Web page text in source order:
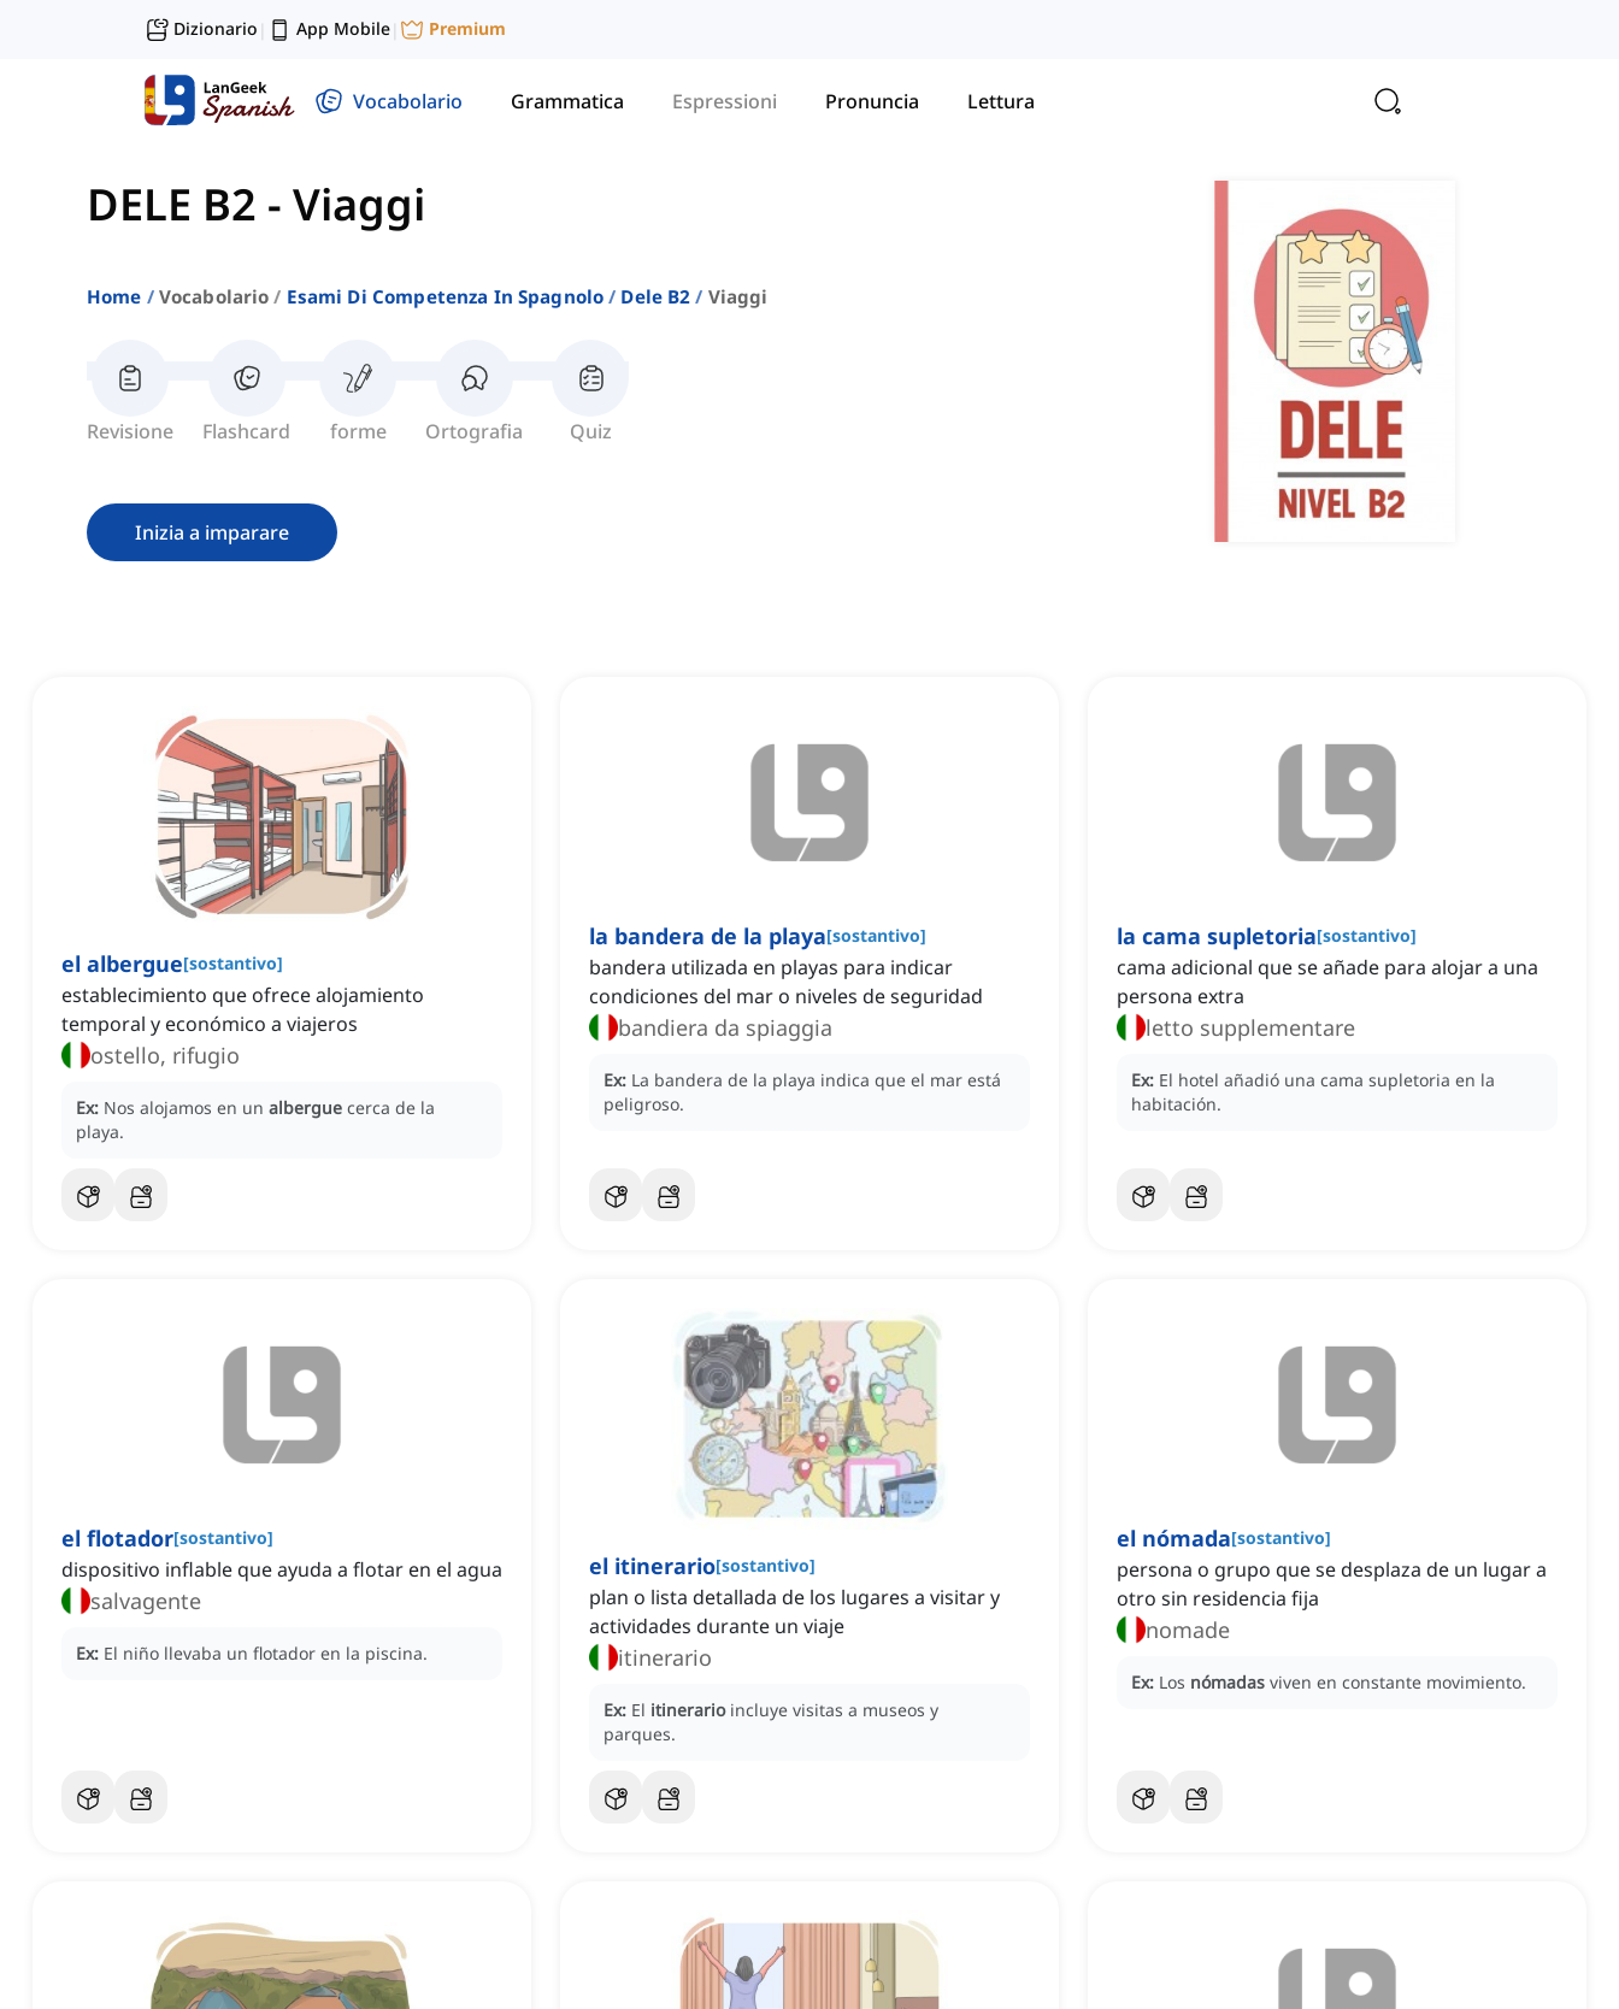
Dizionario | App Mobile| Premium
Vocabolario Grammatica Espressioni Pronuncia Lettura
DELE B2 - Viaggi
Home Vocabolario Esami Di Competenza In Spagnolo Dele B2 Viaggi
Revisione Flashcard forme Ortografia Quiz
Inizia a imparare
el albergue[sostantivo]
establecimiento que ofrece alojamiento
temporal y económico a viajeros
ostello, rifugio
Ex: Nos alojamos en un albergue cerca de la
playa.
la bandera de la playa[sostantivo]
bandera utilizada en playas para indicar
condiciones del mar o niveles de seguridad
bandiera da spiaggia
Ex: La bandera de la playa indica que el mar está
peligroso.
la cama supletoria[sostantivo]
cama adicional que se añade para alojar a una
persona extra
letto supplementare
Ex: El hotel añadió una cama supletoria en la
habitación.
el flotador[sostantivo]
dispositivo inflable que ayuda a flotar en el agua
salvagente
Ex: El niño llevaba un flotador en la piscina.
el itinerario[sostantivo]
plan o lista detallada de los lugares a visitar y
actividades durante un viaje
itinerario
Ex: El itinerario incluye visitas a museos y
parques.
el nómada[sostantivo]
persona o grupo que se desplaza de un lugar a
otro sin residencia fija
nomade
Ex: Los nómadas viven en constante movimiento.